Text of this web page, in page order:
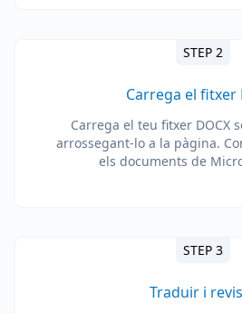
STEP 2
Carrega el fitxer
Carrega el teu fitxer DOCX
arrossegant-lo a la pàgina.
els documents de
STEP 3
Traduir i